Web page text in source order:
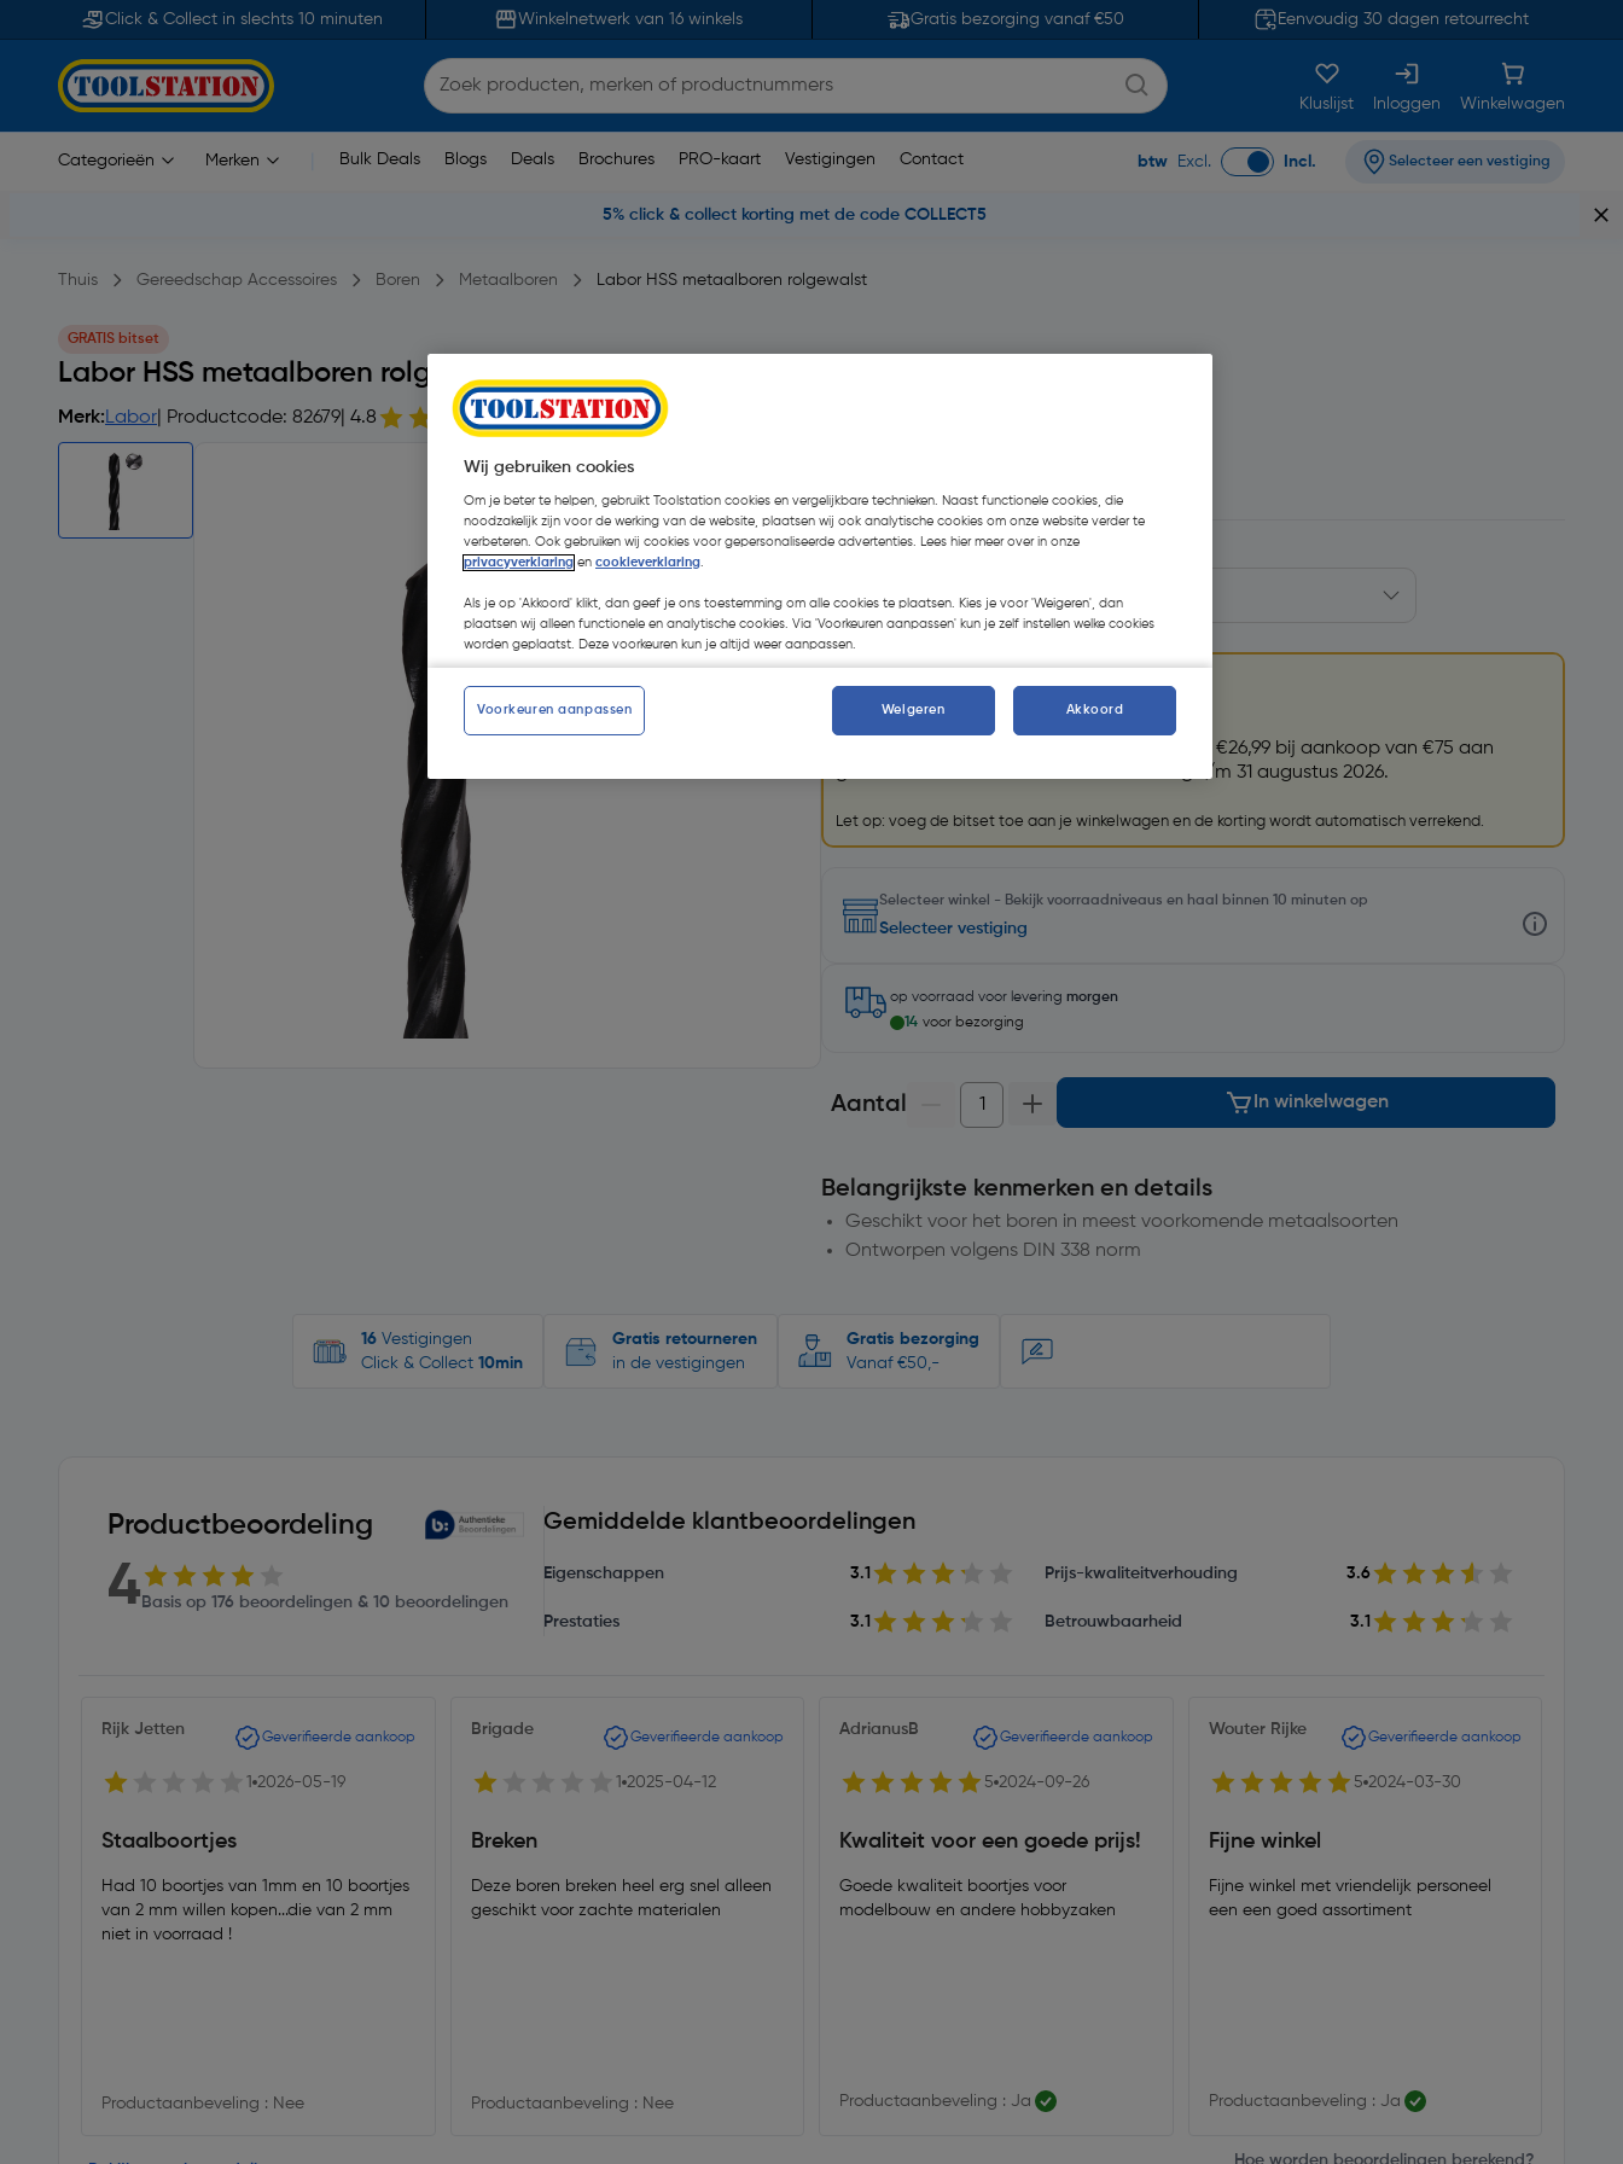
Click & Collect in slechts 10 minuten Winkelnetwerk van 16 winkels Gratis bezorging vanaf €50 Eenvoudig 30 dagen retourrecht
Kluslijst Inloggen Winkelwagen
Categorieën Merken Bulk Deals Blogs Deals Brochures PRO-kaart Vestigingen Contact btw Excl. Incl. Selecteer een vestiging
5% click & collect korting met de code COLLECT5
Thuis Gereedschap Accessoires Boren Metaalboren Labor HSS metaalboren rolgewalst
GRATIS bitset
Labor HSS metaalboren rolgewalst 6,5x101mm
Merk:Labor | Productcode: 82679 | 4.8 176 beoordelingen
t.w.v. €26,99 bij aankoop van €75 aan
geselecteerde Labor accessoires. Geldig t/m 31 augustus 2026.
Let op: voeg de bitset toe aan je winkelwagen en de korting wordt automatisch verrekend.
Selecteer winkel - Bekijk voorraadniveaus en haal binnen 10 minuten op
Selecteer vestiging
op voorraad voor levering morgen
14 voor bezorging
Aantal In winkelwagen
Belangrijkste kenmerken en details
Geschikt voor het boren in meest voorkomende metaalsoorten
Ontworpen volgens DIN 338 norm
16 Vestigingen
Click & Collect 10min
Gratis retourneren
in de vestigingen
Gratis bezorging
Vanaf €50,-
Productbeoordeling
4 Basis op 176 beoordelingen & 10 beoordelingen
Gemiddelde klantbeoordelingen
Eigenschappen 3.1 Prijs-kwaliteitverhouding 3.6
Prestaties 3.1 Betrouwbaarheid 3.1
Rijk Jetten Geverifieerde aankoop
1 2026-05-19
Staalboortjes
Had 10 boortjes van 1mm en 10 boortjes
van 2 mm willen kopen...die van 2 mm
niet in voorraad !
Productaanbeveling : Nee
Brigade Geverifieerde aankoop
1 2025-04-12
Breken
Deze boren breken heel erg snel alleen
geschikt voor zachte materialen
Productaanbeveling : Nee
AdrianusB Geverifieerde aankoop
5 2024-09-26
Kwaliteit voor een goede prijs!
Goede kwaliteit boortjes voor
modelbouw en andere hobbyzaken
Productaanbeveling : Ja
Wouter Rijke Geverifieerde aankoop
5 2024-03-30
Fijne winkel
Fijne winkel met vriendelijk personeel
een een goed assortiment
Productaanbeveling : Ja
Hoe worden beoordelingen berekend?
Wij gebruiken cookies
Om je beter te helpen, gebruikt Toolstation cookies en vergelijkbare technieken. Naast functionele cookies, die
noodzakelijk zijn voor de werking van de website, plaatsen wij ook analytische cookies om onze website verder te
verbeteren. Ook gebruiken wij cookies voor gepersonaliseerde advertenties. Lees hier meer over in onze
privacyverklaring en cookieverklaring.
Als je op 'Akkoord' klikt, dan geef je ons toestemming om alle cookies te plaatsen. Kies je voor 'Weigeren', dan
plaatsen wij alleen functionele en analytische cookies. Via 'Voorkeuren aanpassen' kun je zelf instellen welke cookies
worden geplaatst. Deze voorkeuren kun je altijd weer aanpassen.
Voorkeuren aanpassen Weigeren Akkoord